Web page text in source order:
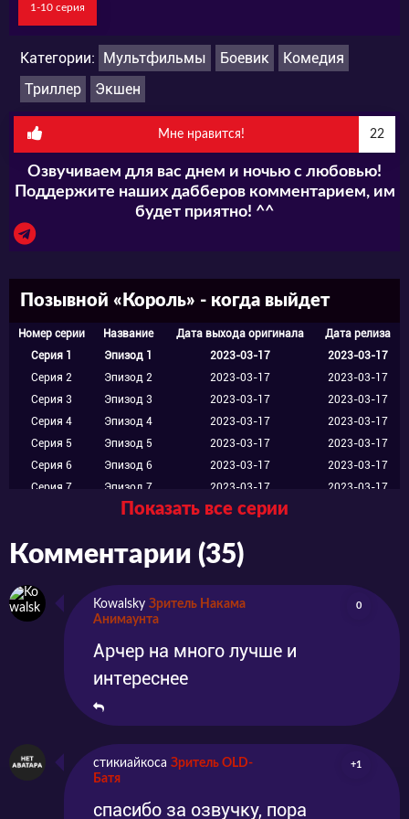
1-10 серия
Категории: Мультфильмы Боевик
Комедия
Триллер
Экшен
Мне нравится! 22
Озвучиваем для вас днем и ночью с любовью!
Поддержите наших дабберов комментарием, им
будет приятно! ^^
Позывной «Король» - когда выйдет
Номер серии Название Дата выхода оригинала
Дата релиза
Серия 1
Эпизод 1 2023-03-17
2023-03-17
Серия 2
Эпизод 2 2023-03-17
2023-03-17
Серия 3
Эпизод 3 2023-03-17
2023-03-17
Серия 4
Эпизод 4 2023-03-17
2023-03-17
Серия 5
Эпизод 5 2023-03-17
2023-03-17
Серия 6
Эпизод 6 2023-03-17
2023-03-17
Серия 7
Эпизод 7 2023-03-17
2023-03-17
Эпизод 8 2023-03-17
Серия 10
Эпизод 10 2023-03-17
Показать все серии
Комментарии (35)
Kowalsky Зритель Накама
Анимаунта
0
Арчер на много лучше и
интереснее
стикиайкоса Зритель OLD-
Батя
+1
спасибо за озвучку, пора